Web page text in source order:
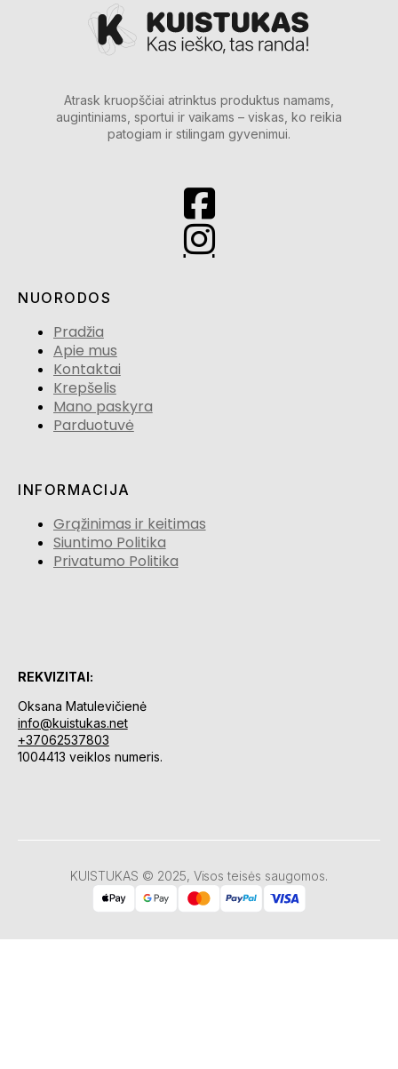
Atrask kruopščiai atrinktus produktus namams,
augintiniams, sportui ir vaikams – viskas, ko reikia
patogiam ir stilingam gyvenimui.
NUORODOS
Pradžia
Apie mus
Kontaktai
Krepšelis
Mano paskyra
Parduotuvė
INFORMACIJA
Grąžinimas ir keitimas
Siuntimo Politika
Privatumo Politika
REKVIZITAI:
Oksana Matulevičienė
info@kuistukas.net
+37062537803
1004413 veiklos numeris.
KUISTUKAS © 2025, Visos teisės saugomos.